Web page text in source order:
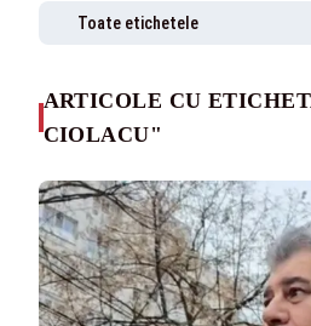
Toate etichetele
ARTICOLE CU
CIOLACU"